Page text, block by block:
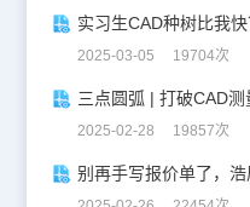
实习生CAD种树比我
2025-03-05 19704次
三点圆弧 | 打破CAD测
2025-02-28 19857次
别再手写报价单了，浩